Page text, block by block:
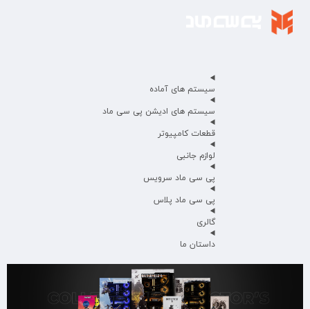
سیستم های آماده
سیستم های ادیشن پی سی ماد
قطعات کامپیوتر
لوازم جانبی
پی سی ماد سرویس
پی سی ماد پلاس
گالری
داستان ما